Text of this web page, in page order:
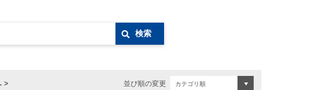
検索
並び順の変更